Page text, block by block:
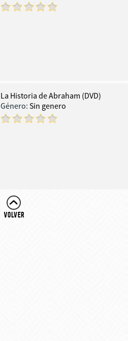
La Historia de Abraham (DVD)
Género:Sin genero